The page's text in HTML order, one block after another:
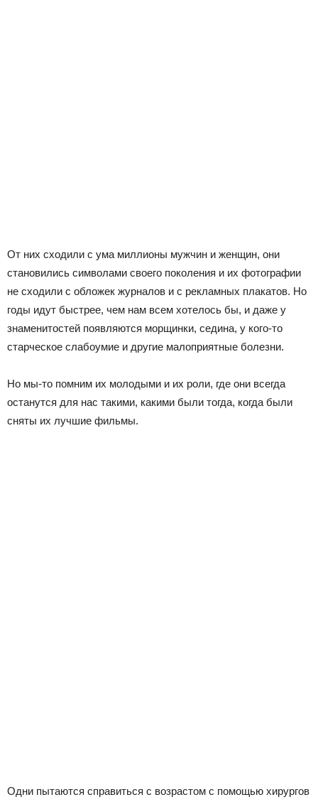
От них сходили с ума миллионы мужчин и женщин, они
становились символами своего поколения и их фотографии
не сходили с обложек журналов и с рекламных плакатов. Но
годы идут быстрее, чем нам всем хотелось бы, и даже у
знаменитостей появляются морщинки, седина, у кого-то
старческое слабоумие и другие малоприятные болезни.
Но мы-то помним их молодыми и их роли, где они всегда
останутся для нас такими, какими были тогда, когда были
сняты их лучшие фильмы.
Одни пытаются справиться с возрастом с помощью хирургов